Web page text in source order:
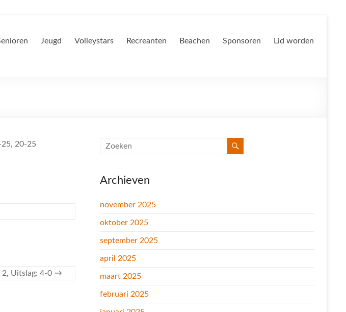
Jeugd Volleystars Recreanten Beachen Sponsoren Lid worden
25, 20-25
2, Uitslag: 4-0 →
Archieven
november 2025
oktober 2025
september 2025
april 2025
maart 2025
februari 2025